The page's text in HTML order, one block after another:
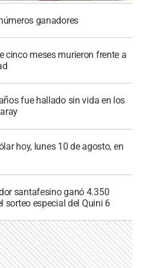
ganadores
cinco meses murieron frente a
fue hallado sin vida en los
hoy, lunes 10 de agosto, en
santafesino ganó 4.350
sorteo especial del Quini 6